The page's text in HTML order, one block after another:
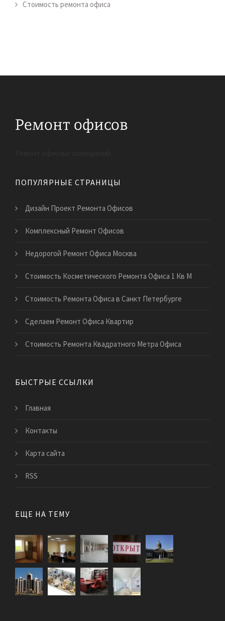
Стоимость ремонта офиса
ПОПУЛЯРНЫЕ СТРАНИЦЫ
Дизайн Проект Ремонта Офисов
Комплексный Ремонт Офисов
Недорогой Ремонт Офиса Москва
Стоимость Косметического Ремонта Офиса 1 Кв М
Стоимость Ремонта Офиса в Санкт Петербурге
Сделаем Ремонт Офиса Квартир
Стоимость Ремонта Квадратного Метра Офиса
БЫСТРЫЕ ССЫЛКИ
Главная
Контакты
Карта сайта
RSS
ЕЩЕ НА ТЕМУ